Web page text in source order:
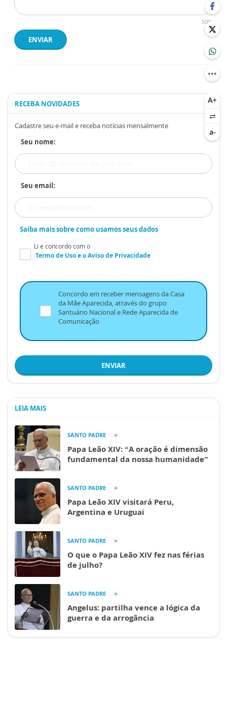
500
ENVIAR
RECEBA NOVIDADES
Cadastre seu e-mail e receba notícias mensalmente
Seu nome:
Seu email:
Saiba mais sobre como usamos seus dados
Li e concordo com o
Termo de Usoe oAviso de Privacidade
Concordo em receber mensagens da Casa
da Mãe Aparecida, através do grupo
Santuário Nacional e Rede Aparecida de
Comunicação
ENVIAR
LEIA MAIS
SANTO PADRE
Papa Leão XIV: “A oração é dimensão
fundamental da nossa humanidade”
SANTO PADRE
Papa Leão XIV visitará Peru,
Argentina e Uruguai
SANTO PADRE
O que o Papa Leão XIV fez nas férias
de julho?
SANTO PADRE
Angelus: partilha vence a lógica da
guerra e da arrogância